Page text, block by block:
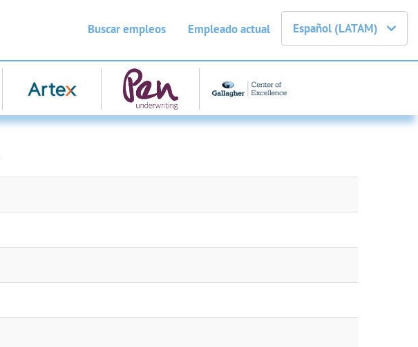
Buscar empleos Empleado actual Español (LATAM)